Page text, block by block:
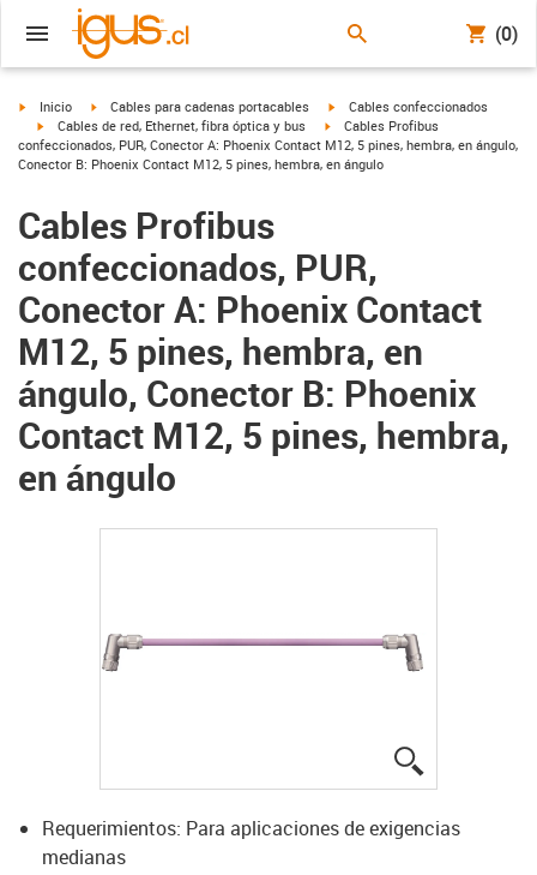
(0)
igus-icon-arrow-right
Inicio igus-icon-arrow-right
Cables para cadenas portacables igus-icon-arrow-right
Cables confeccionados
igus-icon-arrow-right
Cables de red, Ethernet, fibra óptica y bus igus-icon-arrow-right
Cables Profibus
confeccionados, PUR, Conector A: Phoenix Contact M12, 5 pines, hembra, en ángulo,
Conector B: Phoenix Contact M12, 5 pines, hembra, en ángulo
Cables Profibus
confeccionados, PUR,
Conector A: Phoenix Contact
M12, 5 pines, hembra, en
ángulo, Conector B: Phoenix
Contact M12, 5 pines, hembra,
en ángulo
Requerimientos: Para aplicaciones de exigencias
medianas